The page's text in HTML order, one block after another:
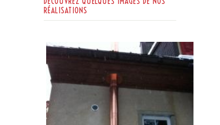
RÉALISATIONS